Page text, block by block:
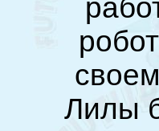
Лилы